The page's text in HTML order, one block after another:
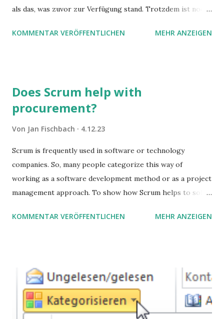
als das, was zuvor zur Verfügung stand. Trotzdem ist noch
Stolperfallen. Hier ein erster, kritischer Blick auf das was
KOMMENTAR VERÖFFENTLICHEN MEHR ANZEIGEN
Does Scrum help with
procurement?
Von Jan Fischbach 4.12.23
Scrum is frequently used in software or technology
companies. So, many people categorize this way of
working as a software development method or as a project
management approach. To show how Scrum helps to solve
processes.
KOMMENTAR VERÖFFENTLICHEN MEHR ANZEIGEN